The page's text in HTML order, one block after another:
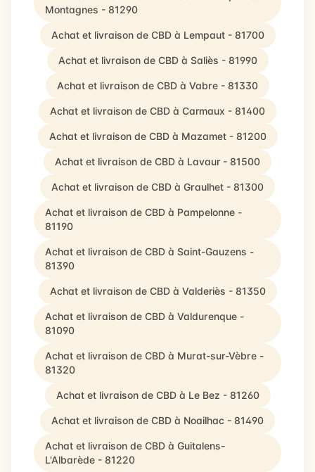
Montagnes - 81290
Achat et livraison de CBD à Lempaut - 81700
Achat et livraison de CBD à Saliès - 81990
Achat et livraison de CBD à Vabre - 81330
Achat et livraison de CBD à Carmaux - 81400
Achat et livraison de CBD à Mazamet - 81200
Achat et livraison de CBD à Lavaur - 81500
Achat et livraison de CBD à Graulhet - 81300
Achat et livraison de CBD à Pampelonne -
81190
Achat et livraison de CBD à Saint-Gauzens -
81390
Achat et livraison de CBD à Valderiès - 81350
Achat et livraison de CBD à Valdurenque -
81090
Achat et livraison de CBD à Murat-sur-Vèbre -
81320
Achat et livraison de CBD à Le Bez - 81260
Achat et livraison de CBD à Noailhac - 81490
Achat et livraison de CBD à Guitalens-
L'Albarède - 81220